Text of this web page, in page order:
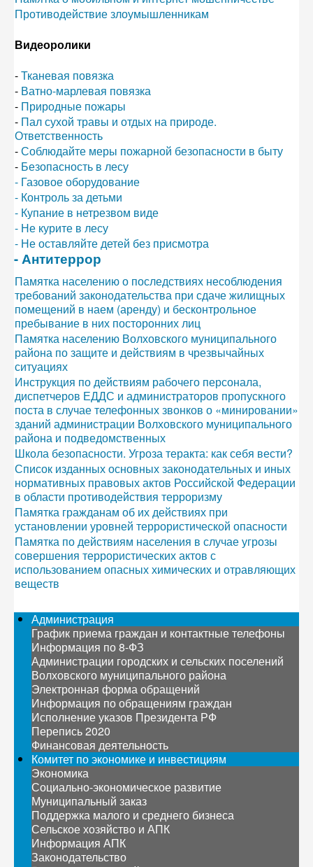
Противодействие злоумышленникам
Видеоролики
-Тканевая повязка
- Ватно-марлевая повязка
- Природные пожары
- Пал сухой травы и отдых на природе.
Ответственность
-Соблюдайте меры пожарной безопасности в быту
- Безопасность в лесу
- Газовое оборудование
- Контроль за детьми
- Купание в нетрезвом виде
- Не курите в лесу
- Не оставляйте детей без присмотра
- Антитеррор
Памятка населению о последствиях несоблюдения
требований законодательства при сдаче жилищных
помещений в наем (аренду) и бесконтрольное
пребывание в них посторонних лиц
Памятка населению Волховского муниципального
района по защите и действиям в чрезвычайных
ситуациях
Инструкция по действиям рабочего персонала,
диспетчеров ЕДДС и администраторов пропускного
поста в случае телефонных звонков о «минировании»
зданий администрации Волховского муниципального
района и подведомственных
Школа безопасности. Угроза теракта: как себя вести?
Список изданных основных законодательных и иных
нормативных правовых актов Российской Федерации
в области противодействия терроризму
Памятка гражданам об их действиях при
установлении уровней террористической опасности
Памятка по действиям населения в случае угрозы
совершения террористических актов с
использованием опасных химических и отравляющих
веществ
Администрация
График приема граждан и контактные телефоны
Информация по 8-ФЗ
Администрации городских и сельских поселений
Волховского муниципального района
Электронная форма обращений
Информация по обращениям граждан
Исполнение указов Президента РФ
Перепись 2020
Финансовая деятельность
Комитет по экономике и инвестициям
Экономика
Социально-экономическое развитие
Муниципальный заказ
Поддержка малого и среднего бизнеса
Сельское хозяйство и АПК
Информация АПК
Законодательство